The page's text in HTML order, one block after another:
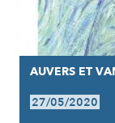
AUVERS ET
27/05/2020